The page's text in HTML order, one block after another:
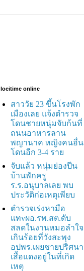
loeitime online
สาววัย 23 ขึ้นโรงพัก
เมืองเลย แจ้งตำรวจ
โดนชายหนุ่มจับก้นที่
ถนนอาหารลาน
พญานาค หญิงคนอื่น
โดนอีก 3-4 ราย
จับแล้ว หนุ่มย่องปีน
บ้านพักครู
ร.ร.อนุบาลเลย พบ
ประวัติก่อเหตุเพียบ
ตำรวจเร่งหามือ
แทvผอ.รพ.สต.ดับ
สลดในงานหมอลำใจ
เกินร้อยที่วังสะพุง
อปพร.เผยชายปริศนา
เสื้อแดงอยู่ในที่เกิด
เหตุ